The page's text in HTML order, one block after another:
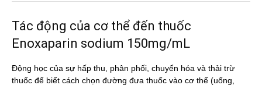
Tác động của cơ thể đến thuốc
Enoxaparin sodium 150mg/mL
Động học của sự hấp thu, phân phối, chuyển hóa và thải trừ
thuốc để biết cách chọn đường đưa thuốc vào cơ thể (uống,